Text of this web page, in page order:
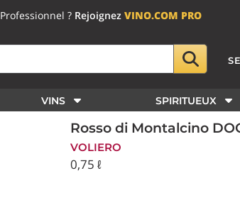
Professionnel ? RejoignezVINO.COM PRO
VINS SPIRITUEUX
Rosso di Montalcino
VOLIERO
0,75 ℓ